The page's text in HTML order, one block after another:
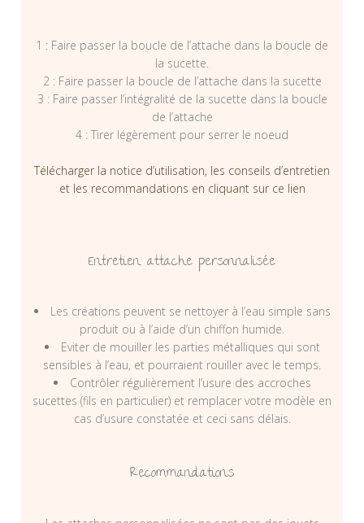
1 : Faire passer la boucle de l’attache dans la boucle de
la sucette.
2 : Faire passer la boucle de l’attache dans la sucette
3 : Faire passer l’intégralité de la sucette dans la boucle
de l’attache
4 : Tirer légèrement pour serrer le noeud
Télécharger la notice d’utilisation, les conseils d’entretien
et les recommandations en cliquant sur ce lien
Entretien attache personnalisée
Les créations peuvent se nettoyer à l’eau simple sans
produit ou à l’aide d’un chiffon humide.
Eviter de mouiller les parties métalliques qui sont
sensibles à l’eau, et pourraient rouiller avec le temps.
Contrôler régulièrement l’usure des accroches
sucettes (fils en particulier) et remplacer votre modèle en
cas d’usure constatée et ceci sans délais.
Recommandations